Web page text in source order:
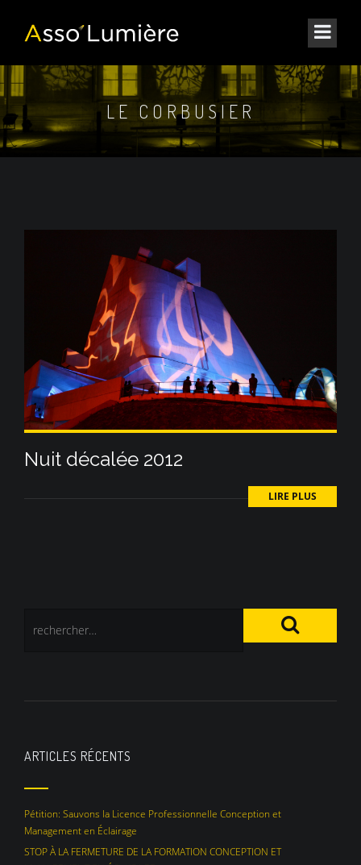
LE CORBUSIER
Nuit décalée 2012
LIRE PLUS
ARTICLES RÉCENTS
Pétition: Sauvons la Licence Professionnelle Conception et
Management en Éclairage
STOP À LA FERMETURE DE LA FORMATION CONCEPTION ET